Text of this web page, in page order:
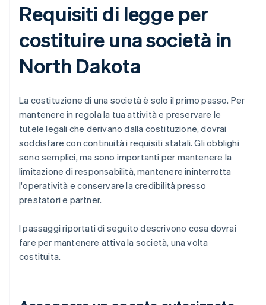
Requisiti di legge per
costituire una società in
North Dakota
La costituzione di una società è solo il primo passo. Per
mantenere in regola la tua attività e preservare le
tutele legali che derivano dalla costituzione, dovrai
soddisfare con continuità i requisiti statali. Gli obblighi
sono semplici, ma sono importanti per mantenere la
limitazione di responsabilità, mantenere ininterrotta
l'operatività e conservare la credibilità presso
prestatori e partner.
I passaggi riportati di seguito descrivono cosa dovrai
fare per mantenere attiva la società, una volta
costituita.